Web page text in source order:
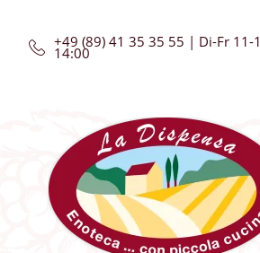
+49 (89) 41 35 35 55 | Di-Fr 11-
14:00